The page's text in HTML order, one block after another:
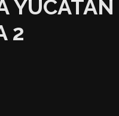
YUCATÁN
2